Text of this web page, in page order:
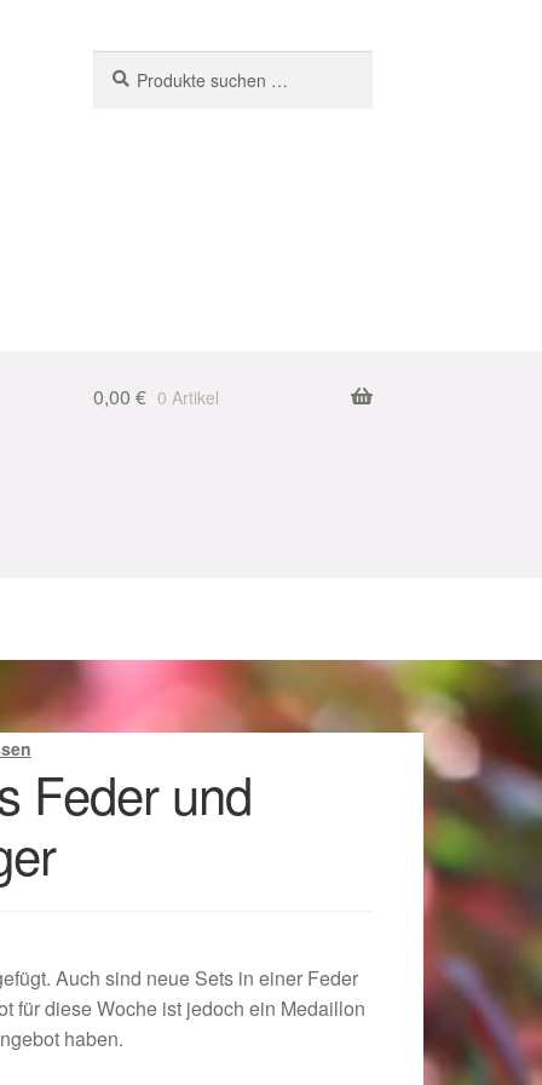
nach:
0,00 € 0 Artikel
Feder und
Auch sind neue Sets in einer Feder
für diese Woche ist jedoch ein Medaillon
haben.